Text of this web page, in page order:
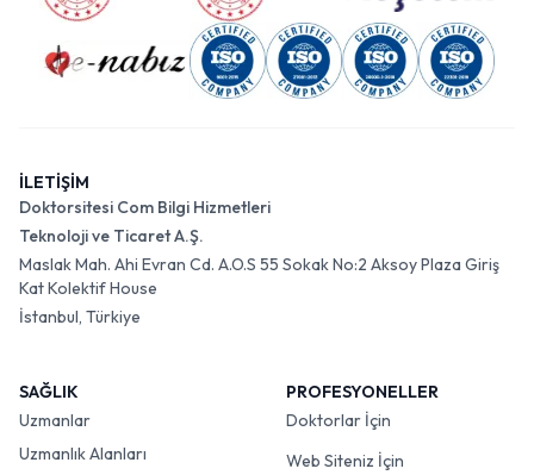
İLETİŞİM
Doktorsitesi Com Bilgi Hizmetleri
Teknoloji ve Ticaret A.Ş.
Maslak Mah. Ahi Evran Cd. A.O.S 55 Sokak No:2 Aksoy Plaza Giriş
Kat Kolektif House
İstanbul, Türkiye
SAĞLIK
Uzmanlar
Uzmanlık Alanları
PROFESYONELLER
Doktorlar İçin
Web Siteniz İçin